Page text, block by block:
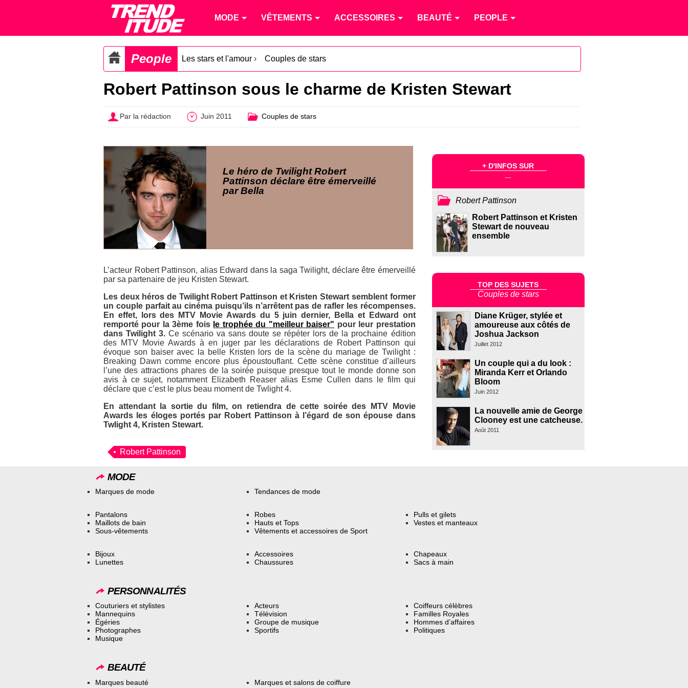
MODE VÊTEMENTS ACCESSOIRES BEAUTÉ PEOPLE
People Les stars et l'amour › Couples de stars
Robert Pattinson sous le charme de Kristen Stewart
Par la rédaction Juin 2011 Couples de stars
Le héro de Twilight Robert
Pattinson déclare être émerveillé
par Bella
L’acteur Robert Pattinson, alias Edward dans la sagaTwilight, déclare être émerveillé
par sa partenaire de jeu Kristen Stewart.
Les deux héros de TwilightRobert Pattinson et Kristen Stewart semblent former
un couple parfait au cinéma puisqu’ils n’arrêtent pas de rafler les récompenses.
En effet, lors des
MTV Movie Awardsdu 5 juin dernier, Bella et Edward ont
remporté pour la 3ème fois le trophée du "meilleur baiser" pour leur prestation
dansTwilight 3. Ce scénario va sans doute se répéter lors de la prochaine édition
des MTV Movie Awards à en juger par les déclarations de Robert Pattinson qui
évoque son baiser avec la belle Kristen lors de la scène du mariage de Twilight :
Breaking Dawn comme encore plus époustouflant. Cette scène constitue d’ailleurs
l’une des attractions phares de la soirée puisque presque tout le monde donne son
avis à ce sujet, notamment Elizabeth Reaser alias Esme Cullen dans le film qui
déclare que c’est le plus beau moment de Twlight 4.
En attendant la sortie du film, on retiendra de cette soirée des
MTV Movie
Awards les éloges portés par Robert Pattinson à l’égard de son épouse dans
Twlight 4, Kristen Stewart.
Robert Pattinson
+ D'INFOS SUR
...
Robert Pattinson
Robert Pattinson et Kristen
Stewart de nouveau
ensemble
TOP DES SUJETS
Couples de stars
Diane Krüger, stylée et
amoureuse aux côtés de
Joshua Jackson
Juillet 2012
Un couple qui a du look :
Miranda Kerr et Orlando
Bloom
Juin 2012
La nouvelle amie de George
Clooney est une catcheuse.
Août 2011
MODE
Marques de mode Tendances de mode
Pantalons
Maillots de bain
Sous-vêtements
Robes
Hauts et Tops
Vêtements et accessoires de Sport
Pulls et gilets
Vestes et manteaux
Bijoux
Lunettes
Accessoires
Chaussures
Chapeaux
Sacs à main
PERSONNALITÉS
Couturiers et stylistes
Mannequins
Égéries
Photographes
Musique
Acteurs
Télévision
Groupe de musique
Sportifs
Coiffeurs célèbres
Familles Royales
Hommes d’affaires
Politiques
BEAUTÉ
Marques beauté
Marques et salons de coiffure